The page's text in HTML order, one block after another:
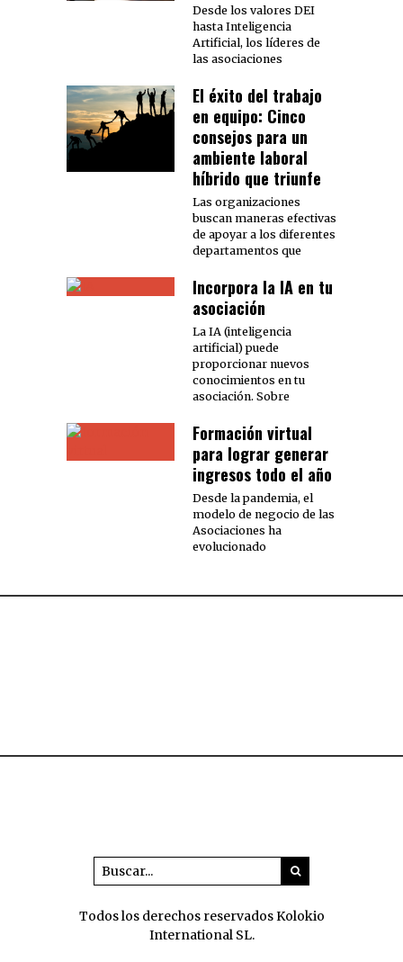
Desde los valores DEI
hasta Inteligencia
Artificial, los líderes de
las asociaciones
El éxito del trabajo
en equipo: Cinco
consejos para un
ambiente laboral
híbrido que triunfe
Las organizaciones
buscan maneras efectivas
de apoyar a los diferentes
departamentos que
Incorpora la IA en tu
asociación
La IA (inteligencia
artificial) puede
proporcionar nuevos
conocimientos en tu
asociación. Sobre
Formación virtual
para lograr generar
ingresos todo el año
Desde la pandemia, el
modelo de negocio de las
Asociaciones ha
evolucionado
Todos los derechos reservados Kolokio
International SL.